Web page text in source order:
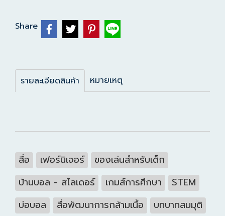
Share
รายละเอียดสินค้า หมายเหตุ
สื่อ เฟอร์นิเจอร์
ของเล่นสำหรับเด็ก
บ้านบอล - สไลเดอร์
เกมส์การศึกษา
STEM
บ่อบอล
สื่อพัฒนาการกล้ามเนื้อ
บทบาทสมมุติ